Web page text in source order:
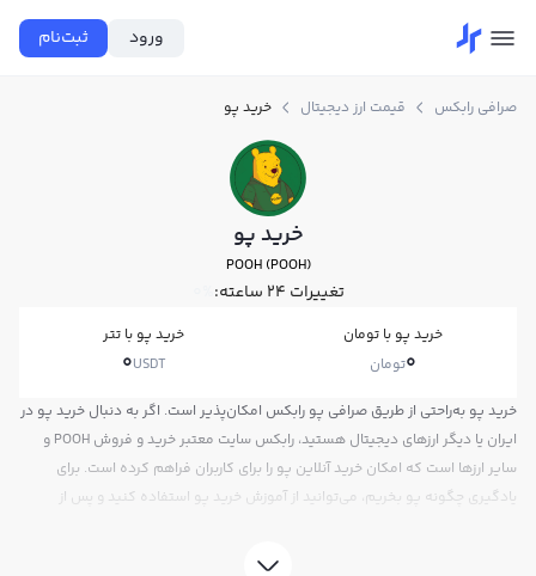
ورود ثبت‌نام
صرافی رابکس قیمت ارز دیجیتال خرید پو
خرید پو
POOH (POOH)
تغییرات ۲۴ ساعته: 0%
خرید پو با تومان
0تومان
خرید پو با تتر
0USDT
خرید پو به‌راحتی از طریق صرافی پو رابکس امکان‌پذیر است. اگر به دنبال خرید پو در
ایران یا دیگر ارزهای دیجیتال هستید، رابکس سایت معتبر خرید و فروش POOH و
سایر ارزها است که امکان خرید آنلاین پو را برای کاربران فراهم کرده است. برای
یادگیری چگونه پو بخریم، می‌توانید از آموزش خرید پو استفاده کنید و پس از
لحظه‌ای، نمودار و امکانات فروش پو نیز در دسترس شما قرار دارد تا بتوانید